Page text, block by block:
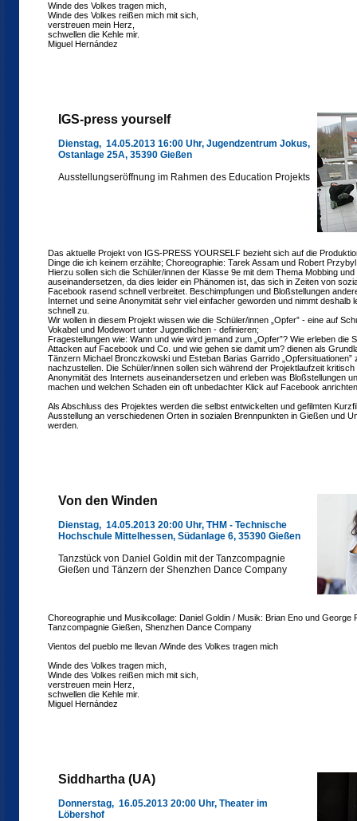
Winde des Volkes tragen mich,
Winde des Volkes reißen mich mit sich,
verstreuen mein Herz,
schwellen die Kehle mir.
Miguel Hernández
IGS-press yourself
Dienstag, 14.05.2013 16:00 Uhr, Jugendzentrum Jokus,
Ostanlage 25A, 35390 Gießen
Ausstellungseröffnung im Rahmen des Education Projekts
Das aktuelle Projekt von IGS-PRESS YOURSELF bezieht sich auf die
Dinge die ich keinem erzählte; Choreographie: Tarek Assam und Robert
Hierzu sollen sich die Schüler/innen der Klasse 9e mit dem Thema Mobbing
auseinandersetzen, da dies leider ein Phänomen ist, das sich in Zeiten von
Facebook rasend schnell verbreitet. Beschimpfungen und Bloßstellungen
Internet und seine Anonymität sehr viel einfacher geworden und nimmt deshalb
schnell zu.
Wir wollen in diesem Projekt wissen wie die Schüler/innen „Opfer” - eine auf
Vokabel und Modewort unter Jugendlichen - definieren;
Fragestellungen wie: Wann und wie wird jemand zum „Opfer”? Wie erleben die
Attacken auf Facebook und Co. und wie gehen sie damit um? dienen als
Tänzern Michael Bronczkowski und Esteban Barias Garrido „Opfersituationen”
nachzustellen. Die Schüler/innen sollen sich während der Projektlaufzeit
Anonymität des Internets auseinandersetzen und erleben was Bloßstellungen
machen und welchen Schaden ein oft unbedachter Klick auf Facebook
Als Abschluss des Projektes werden die selbst entwickelten und gefilmten
Ausstellung an verschiedenen Orten in sozialen Brennpunkten in Gießen und
werden.
Von den Winden
Dienstag, 14.05.2013 20:00 Uhr, THM - Technische
Hochschule Mittelhessen, Südanlage 6, 35390 Gießen
Tanzstück von Daniel Goldin mit der Tanzcompagnie
Gießen und Tänzern der Shenzhen Dance Company
Choreographie und Musikcollage: Daniel Goldin / Musik: Brian Eno und George
Tanzcompagnie Gießen, Shenzhen Dance Company
Vientos del pueblo me llevan /Winde des Volkes tragen mich
Winde des Volkes tragen mich,
Winde des Volkes reißen mich mit sich,
verstreuen mein Herz,
schwellen die Kehle mir.
Miguel Hernández
Siddhartha (UA)
Donnerstag, 16.05.2013 20:00 Uhr, Theater im
Löbershof